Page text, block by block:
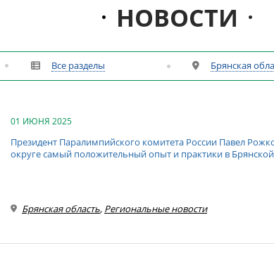
НОВОСТИ
Все разделы Брянская
01 ИЮНЯ 2025
Президент Паралимпийского комитета России Павел
округе самый положительный опыт и практики в Брянской
Брянская область, Региональные новости